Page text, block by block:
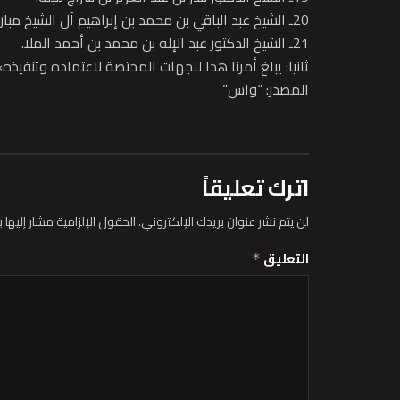
20ـ الشيخ عبد الباقي بن محمد بن إبراهيم آل الشيخ مبارك.
21ـ الشيخ الدكتور عبد الإله بن محمد بن أحمد الملا.
ثانيا: يبلغ أمرنا هذا للجهات المختصة لاعتماده
المصدر: “واس”
اترك تعليقاً
لن يتم نشر عنوان بريدك الإلكتروني.الحقول الإلزامية مشار إليها
التعليق *